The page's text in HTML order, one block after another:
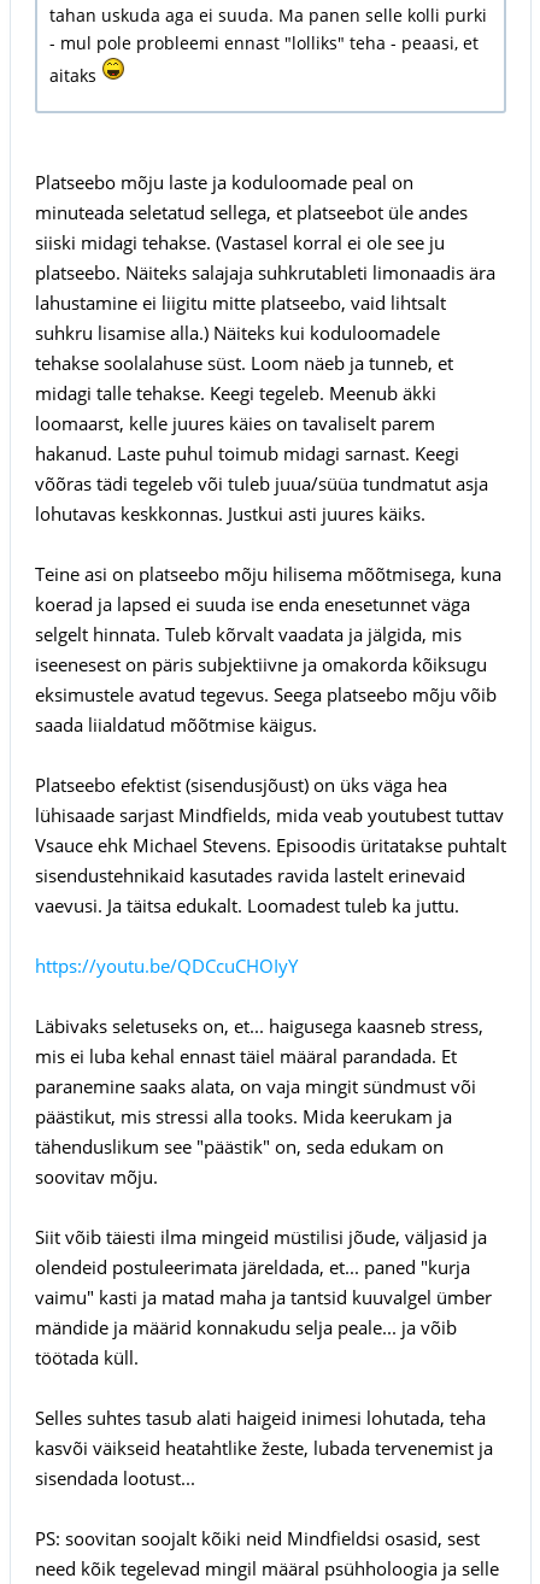
tahan uskuda aga ei suuda. Ma panen selle kolli purki
- mul pole probleemi ennast "lolliks" teha - peaasi, et
aitaks
Platseebo mõju laste ja koduloomade peal on
minuteada seletatud sellega, et platseebot üle andes
siiski midagi tehakse. (Vastasel korral ei ole see ju
platseebo. Näiteks salajaja suhkrutableti limonaadis ära
lahustamine ei liigitu mitte platseebo, vaid lihtsalt
suhkru lisamise alla.) Näiteks kui koduloomadele
tehakse soolalahuse süst. Loom näeb ja tunneb, et
midagi talle tehakse. Keegi tegeleb. Meenub äkki
loomaarst, kelle juures käies on tavaliselt parem
hakanud. Laste puhul toimub midagi sarnast. Keegi
võõras tädi tegeleb või tuleb juua/süüa tundmatut asja
lohutavas keskkonnas. Justkui asti juures käiks.
Teine asi on platseebo mõju hilisema mõõtmisega, kuna
koerad ja lapsed ei suuda ise enda enesetunnet väga
selgelt hinnata. Tuleb kõrvalt vaadata ja jälgida, mis
iseenesest on päris subjektiivne ja omakorda kõiksugu
eksimustele avatud tegevus. Seega platseebo mõju võib
saada liialdatud mõõtmise käigus.
Platseebo efektist (sisendusjõust) on üks väga hea
lühisaade sarjast Mindfields, mida veab youtubest tuttav
Vsauce ehk Michael Stevens. Episoodis üritatakse puhtalt
sisendustehnikaid kasutades ravida lastelt erinevaid
vaevusi. Ja täitsa edukalt. Loomadest tuleb ka juttu.
https://youtu.be/QDCcuCHOIyY
Läbivaks seletuseks on, et... haigusega kaasneb stress,
mis ei luba kehal ennast täiel määral parandada. Et
paranemine saaks alata, on vaja mingit sündmust või
päästikut, mis stressi alla tooks. Mida keerukam ja
tähenduslikum see "päästik" on, seda edukam on
soovitav mõju.
Siit võib täiesti ilma mingeid müstilisi jõude, väljasid ja
olendeid postuleerimata järeldada, et... paned "kurja
vaimu" kasti ja matad maha ja tantsid kuuvalgel ümber
mändide ja määrid konnakudu selja peale... ja võib
töötada küll.
Selles suhtes tasub alati haigeid inimesi lohutada, teha
kasvõi väikseid heatahtlike žeste, lubada tervenemist ja
sisendada lootust...
PS: soovitan soojalt kõiki neid Mindfieldsi osasid, sest
need kõik tegelevad mingil määral psühholoogia ja selle